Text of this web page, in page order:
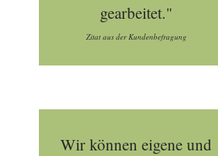
gearbeitet."
Zitat aus der Kundenbefragung
Wir können eigene und